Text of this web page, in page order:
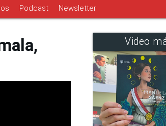
Podcast Newsletter
Video